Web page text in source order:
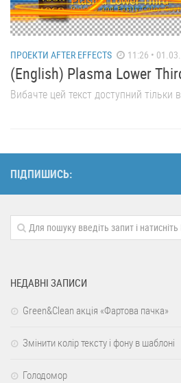
ПРОЕКТИ AFTER EFFECTS 11:26 •
(English) Plasma Lower
Вибачте цей текст доступний тільки
ПІДПИШИСЬ:
НЕДАВНІ ЗАПИСИ
Green&Clean акція «Фартова пачка»
Змінити колір тексту і фону в шаблоні
Голодомор